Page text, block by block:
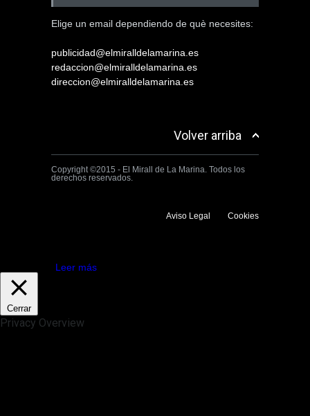
Elige un email dependiendo de què necesites:
publicidad@elmiralldelamarina.es
redaccion@elmiralldelamarina.es
direccion@elmiralldelamarina.es
Volver arriba
Copyright ©2015 - El Mirall de La Marina. Todos los
derechos reservados.
Aviso Legal Cookies
Leer más
Cerrar
Privacy Overview